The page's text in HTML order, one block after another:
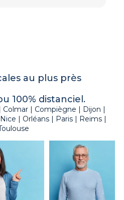
au plus près
100% distanciel.
Colmar | Compiègne | Dijon |
| Orléans | Paris | Reims |